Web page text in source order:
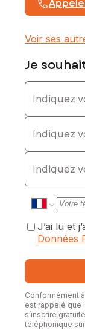
Voir ses
Je
Indiquez
Indiquez
E-mail
J’ai lu et
Données
Conformément
est rappelé que
s’inscrire
téléphonique